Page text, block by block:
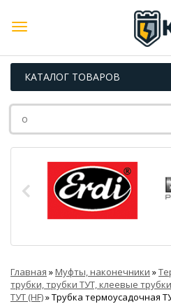
КАТАЛОГ ТОВАРОВ
Главная »Муфты, наконечники »
трубки, трубки ТУТ, клеевые трубки
ТУТ (HF)»Трубка термоусадочная